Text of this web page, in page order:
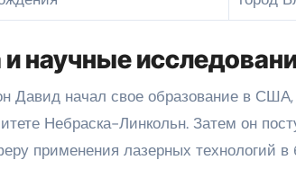
и научные
Давид начал свое образование в
Небраска-Линкольн. Затем он
применения лазерных технологий в